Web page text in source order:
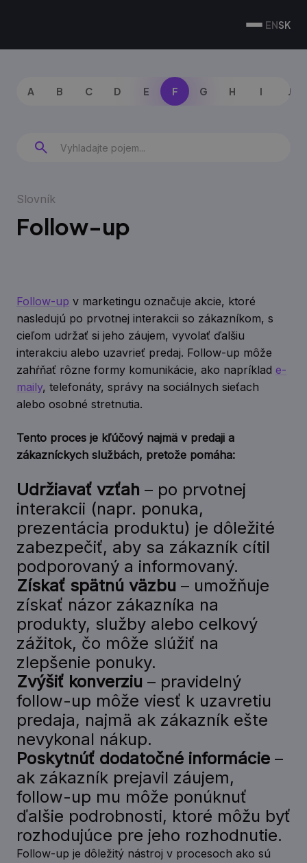
ENSK
A B C D E F G H I J
Slovník
Follow-up
Follow-up v marketingu označuje akcie, ktoré
nasledujú po prvotnej interakcii so zákazníkom, s
cieľom udržať si jeho záujem, vyvolať ďalšiu
interakciu alebo uzavrieť predaj. Follow-up môže
zahŕňať rôzne formy komunikácie, ako napríklad e-
maily, telefonáty, správy na sociálnych sieťach
alebo osobné stretnutia.
Tento proces je kľúčový najmä v predaji a
zákazníckych službách, pretože pomáha:
Udržiavať vzťah – po prvotnej
interakcii (napr. ponuka,
prezentácia produktu) je dôležité
zabezpečiť, aby sa zákazník cítil
podporovaný a informovaný.
Získať spätnú väzbu – umožňuje
získať názor zákazníka na
produkty, služby alebo celkový
zážitok, čo môže slúžiť na
zlepšenie ponuky.
Zvýšiť konverziu – pravidelný
follow-up môže viesť k uzavretiu
predaja, najmä ak zákazník ešte
nevykonal nákup.
Poskytnúť dodatočné informácie –
ak zákazník prejavil záujem,
follow-up mu môže ponúknuť
ďalšie podrobnosti, ktoré môžu byť
rozhodujúce pre jeho rozhodnutie.
Follow-up je dôležitý nástroj v procesoch ako sú